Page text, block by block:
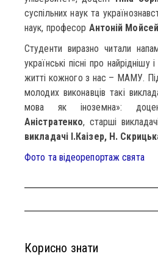
суспільних наук та
наук, професор Антоній Мойсей
Студенти виразно читали
українські пісні про
житті кожного з нас – МАМУ.
молодих виконавців такі
мова як іноземна»:
Аністратенко, старші викладачі
викладачі І.Каізер, Н.
Фото та відеорепортаж свята
Корисно знати